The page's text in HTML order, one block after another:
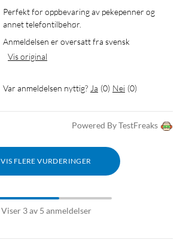
Perfekt for oppbevaring av pekepenner og
annet telefontilbehør.
Anmeldelsen er oversatt fra svensk
Vis original
Var anmeldelsen nyttig? Ja (0) Nei (0)
Powered By TestFreaks
VIS FLERE VURDERINGER
Viser 3 av 5 anmeldelser